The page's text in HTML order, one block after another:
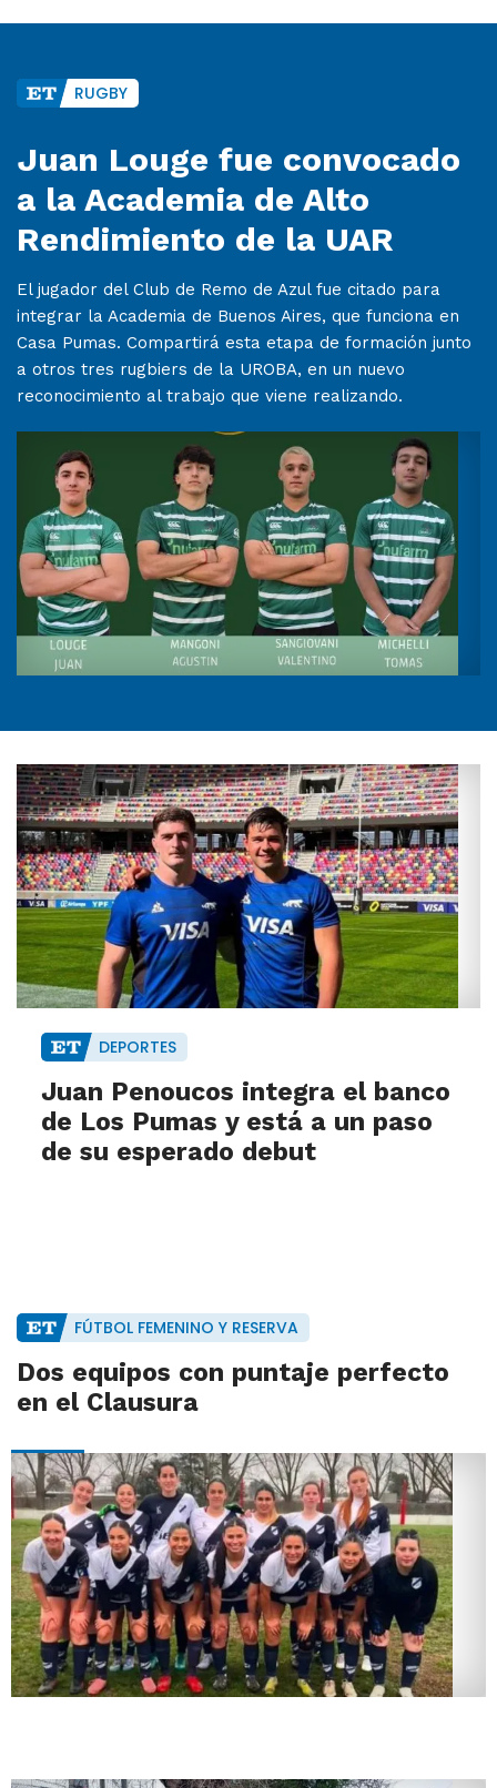
RUGBY
Juan Louge fue convocado
a la Academia de Alto
Rendimiento de la UAR
El jugador del Club de Remo de Azul fue citado para
integrar la Academia de Buenos Aires, que funciona en
Casa Pumas. Compartirá esta etapa de formación junto
a otros tres rugbiers de la UROBA, en un nuevo
reconocimiento al trabajo que viene realizando.
DEPORTES
Juan Penoucos integra el banco
de Los Pumas y está a un paso
de su esperado debut
FÚTBOL FEMENINO Y RESERVA
Dos equipos con puntaje perfecto
en el Clausura